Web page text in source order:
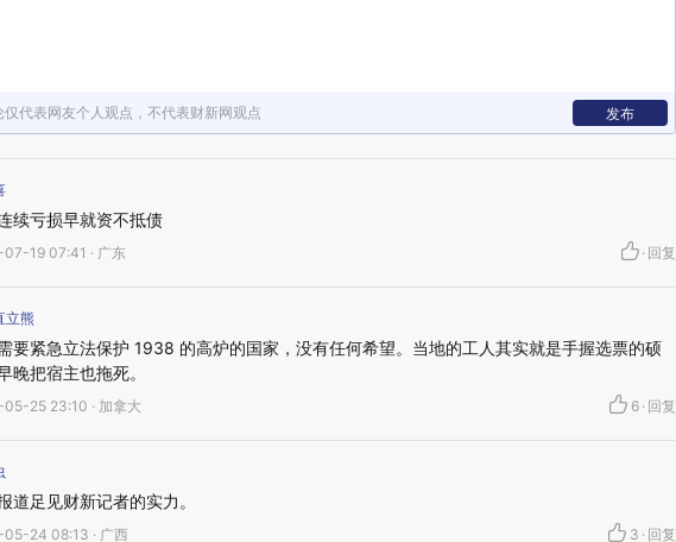
仅代表网友个人观点，不代表财新网观点 发布
续亏损早就资不抵债
19 07:41 · 广东 · 回复
立熊
要紧急立法保护 1938 的高炉的国家，没有任何希望。当地的工人其实就是手握选票的硕
晚把宿主也拖死。
25 23:10 · 加拿大 6 · 回复
道足见财新记者的实力。
24 08:13 · 广西 3 · 回复